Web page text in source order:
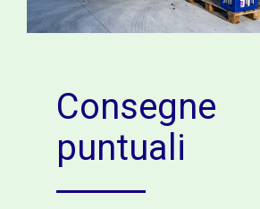
Consegne
puntuali